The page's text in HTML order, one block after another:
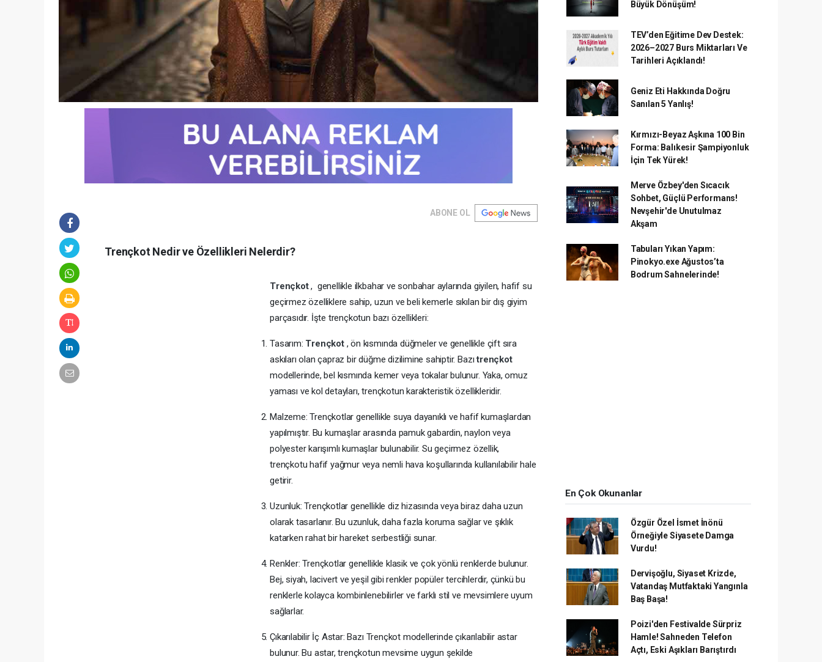
ABONE OL
Trençkot Nedir ve Özellikleri Nelerdir?
Trençkot, genellikle ilkbahar ve sonbahar aylarında giyilen, hafif su
geçirmez özelliklere sahip, uzun ve beli kemerle sıkılan bir dış giyim
parçasıdır. İşte trençkotun bazı özellikleri:
Tasarım: Trençkot , ön kısmında düğmeler ve genellikle çift sıra
askıları olan çapraz bir düğme dizilimine sahiptir. Bazıtrençkot
modellerinde, bel kısmında kemer veya tokalar bulunur. Yaka, omuz
yaması ve kol detayları, trençkotun karakteristik özellikleridir.
Malzeme: Trençkotlar genellikle suya dayanıklı ve hafif kumaşlardan
yapılmıştır. Bu kumaşlar arasında pamuk gabardin, naylon veya
polyester karışımlı kumaşlar bulunabilir. Su geçirmez özellik,
trençkotu hafif yağmur veya nemli hava koşullarında kullanılabilir hale
getirir.
Uzunluk: Trençkotlar genellikle diz hizasında veya biraz daha uzun
olarak tasarlanır. Bu uzunluk, daha fazla koruma sağlar ve şıklık
katarken rahat bir hareket serbestliği sunar.
Renkler: Trençkotlar genellikle klasik ve çok yönlü renklerde bulunur.
Bej, siyah, lacivert ve yeşil gibi renkler popüler tercihlerdir, çünkü bu
renklerle kolayca kombinlenebilirler ve farklı stil ve mevsimlere uyum
sağlarlar.
Çıkarılabilir İç Astar: Bazı Trençkot modellerinde çıkarılabilir astar
bulunur. Bu astar, trençkotun mevsime uygun şekilde
Büyük Dönüşüm!
TEV’den Eğitime Dev Destek:
2026–2027 Burs Miktarları Ve
Tarihleri Açıklandı!
Geniz Eti Hakkında Doğru
Sanılan 5 Yanlış!
Kırmızı-Beyaz Aşkına 100 Bin
Forma: Balıkesir Şampiyonluk
İçin Tek Yürek!
Merve Özbey'den Sıcacık
Sohbet, Güçlü Performans!
Nevşehir'de Unutulmaz
Akşam
Tabuları Yıkan Yapım:
Pinokyo.exe Ağustos’ta
Bodrum Sahnelerinde!
En Çok Okunanlar
Özgür Özel İsmet İnönü
Örneğiyle Siyasete Damga
Vurdu!
Dervişoğlu, Siyaset Krizde,
Vatandaş Mutfaktaki Yangınla
Baş Başa!
Poizi'den Festivalde Sürpriz
Hamle! Sahneden Telefon
Açtı, Eski Aşıkları Barıştırdı